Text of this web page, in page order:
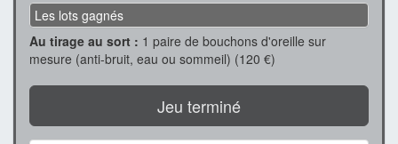
Les lots gagnés
Au tirage au sort : 1 paire de bouchons d'oreille sur
mesure (anti-bruit, eau ou sommeil) (120 €)
Jeu terminé